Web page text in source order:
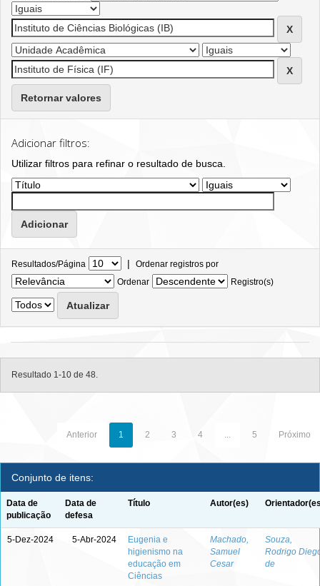
Retornar valores
Adicionar filtros:
Utilizar filtros para refinar o resultado de busca.
Resultados/Página | Ordenar registros por
Ordenar
Registro(s)
Resultado 1-10 de 48.
Anterior 1 2 3 4 ... 5 Próximo
Conjunto de itens:
Data de
publicação
Data de
defesa
Título Autor(es)
5-Dez-2024 5-Abr-2024
Eugenia e
higienismo na
educação em
Ciências
Machado,
Samuel
Cesar
Souza,
Rodrigo
de